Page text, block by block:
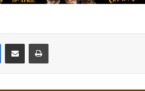
MessengerShare via Email Print